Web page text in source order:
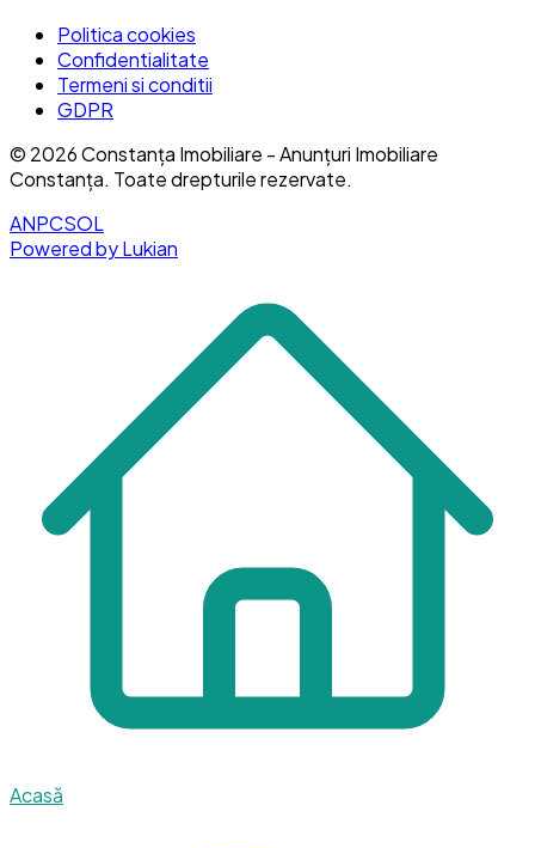
Politica cookies
Confidentialitate
Termeni si conditii
GDPR
© 2026Constanța Imobiliare - Anunțuri Imobiliare
Constanța. Toate drepturile rezervate.
ANPCSOL
Powered by Lukian
Acasă